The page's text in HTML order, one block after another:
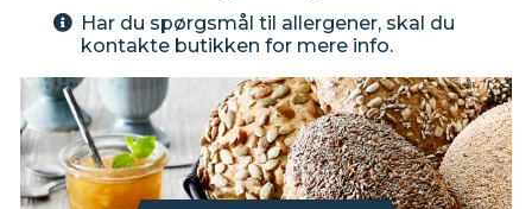
Har du spørgsmål til allergener, skal du
kontakte butikken for mere info.